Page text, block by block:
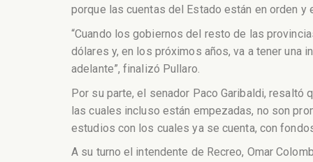
porque las cuentas del Estado están en orden y
“Cuando los gobiernos del resto de las
dólares y, en los próximos años, va a tener una
adelante”, finalizó Pullaro.
Por su parte, el senador Paco Garibaldi, resaltó
las cuales incluso están empezadas, no son
estudios con los cuales ya se cuenta, con
A su turno el intendente de Recreo, Omar